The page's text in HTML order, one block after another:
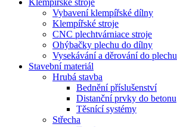
Klempířské stroje
Vybavení klempířské dílny
Klempířské stroje
CNC plechtvárniace stroje
Ohýbačky plechu do dílny
Vysekávání a děrování do plechu
Stavební materiál
Hrubá stavba
Bednění příslušenství
Distanční prvky do betonu
Těsnící systémy
Střecha